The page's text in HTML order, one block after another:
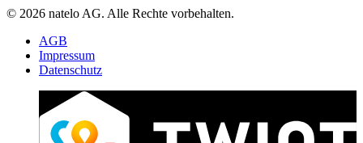
© 2026 natelo AG. Alle Rechte vorbehalten.
AGB
Impressum
Datenschutz